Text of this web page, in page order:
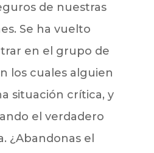
de nuestras
Se ha vuelto
en el grupo de
los cuales alguien
situación crítica, y
el verdadero
¿Abandonas el